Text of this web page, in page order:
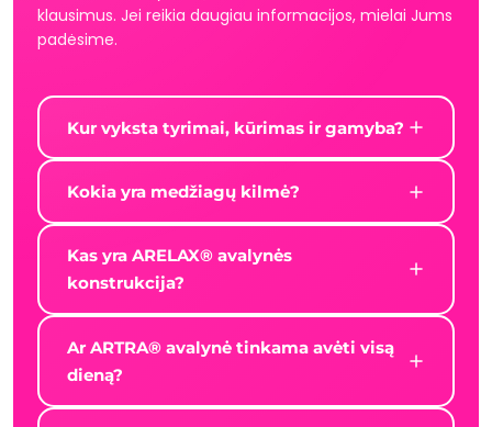
klausimus. Jei reikia daugiau informacijos, mielai Jums
padėsime.
Kur vyksta tyrimai, kūrimas ir gamyba?
Kokia yra medžiagų kilmė?
Kas yra ARELAX® avalynės
konstrukcija?
Ar ARTRA® avalynė tinkama avėti visą
dieną?